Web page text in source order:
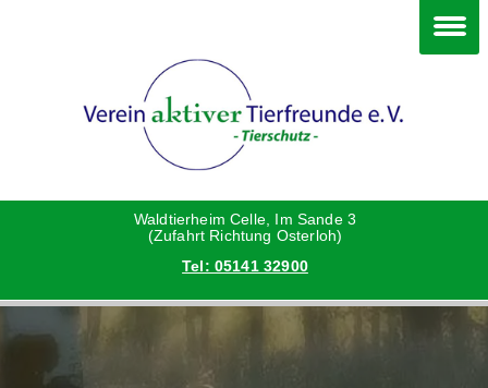
Waldtierheim Celle, Im Sande 3
(Zufahrt Richtung Osterloh)
Tel: 05141 32900
Katzen
Vermittlungshilfe privat
Danke an die Helfer
Vorstand
Satzung